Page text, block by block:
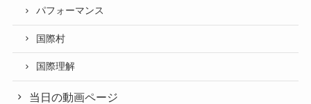
パフォーマンス
国際村
国際理解
当日の動画ページ